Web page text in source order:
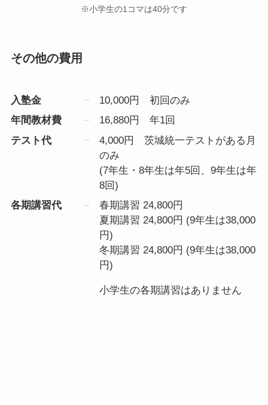
※小学生の1コマは40分です
その他の費用
入塾金
10,000円 初回のみ
年間教材費
16,880円 年1回
テスト代
4,000円 茨城統一テストがある月
のみ
(7年生・8年生は年5回、9年生は年
8回)
各期講習代
春期講習 24,800円
夏期講習 24,800円 (9年生は38,000
円)
冬期講習 24,800円 (9年生は38,000
円)
小学生の各期講習はありません